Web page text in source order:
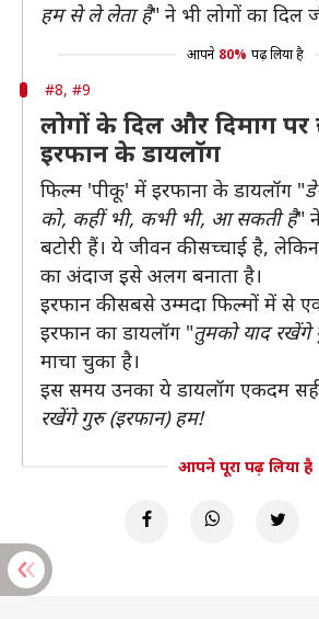
हम से ले लेता है" ने भी लोगों का दिल
आपने 80% पढ़ लिया है
#8, #9
लोगों के दिल और दिमाग पर
इरफान के डायलॉग
फिल्म 'पीकू' में इरफाना के डायलॉग "
को, कहीं भी, कभी भी, आ सकती है"
बटोरी हैं। ये जीवन की सच्चाई है,
का अंदाज इसे अलग बनाता है।
इरफान की सबसे उम्मदा फिल्मों में से
इरफान का डायलॉग "तुमको याद रखेंगे
माचा चुका है।
इस समय उनका ये डायलॉग एकदम
रखेंगे गुरु (इरफान) हम!
आपने पूरा पढ़ लिया है